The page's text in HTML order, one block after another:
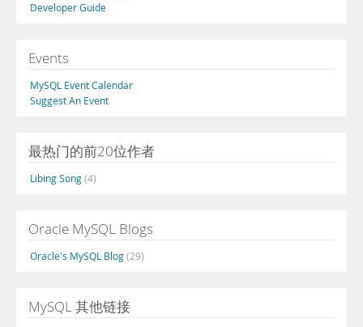
Developer Guide
Events
MySQL Event Calendar
Suggest An Event
最热门的前20位作者
Libing Song(4)
Oracle MySQL Blogs
Oracle's MySQL Blog(29)
MySQL 其他链接